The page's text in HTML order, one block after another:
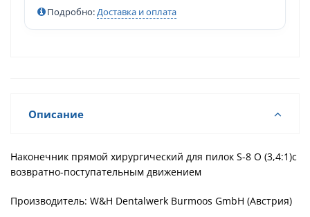
Подробно:Доставка и оплата
Описание
Наконечник прямой хирургический для пилок S-8 О (3,4:1)с
возвратно-поступательным движением
Производитель: W&H Dentalwerk Burmoos GmbH (Австрия)